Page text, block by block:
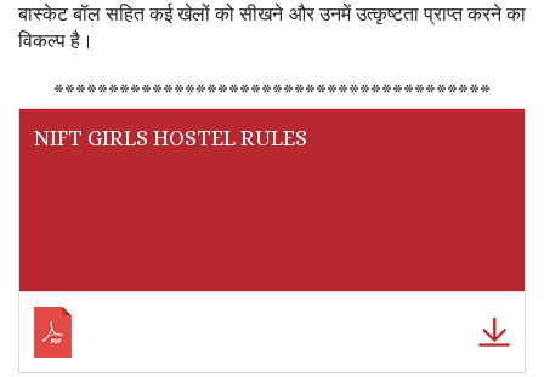
बास्केट बॉल सहित कई खेलों को सीखने और उनमें उत्कृष्टता प्राप्त करने का
विकल्प है।
****************************************
NIFT GIRLS HOSTEL RULES